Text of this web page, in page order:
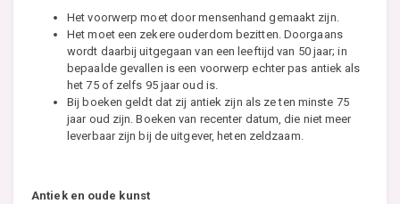
Het voorwerp moet door mensenhand gemaakt zijn.
Het moet een zekere ouderdom bezitten. Doorgaans
wordt daarbij uitgegaan van een leeftijd van 50 jaar; in
bepaalde gevallen is een voorwerp echter pas antiek als
het 75 of zelfs 95 jaar oud is.
Bij boeken geldt dat zij antiek zijn als ze ten minste 75
jaar oud zijn. Boeken van recenter datum, die niet meer
leverbaar zijn bij de uitgever, heten zeldzaam.
Antiek en oude kunst